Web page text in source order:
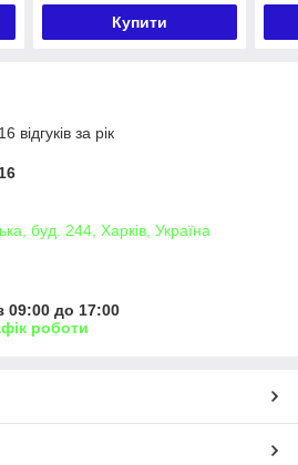
Купити
відгуків за рік
буд. 244, Харків, Україна
09:00 до 17:00
роботи